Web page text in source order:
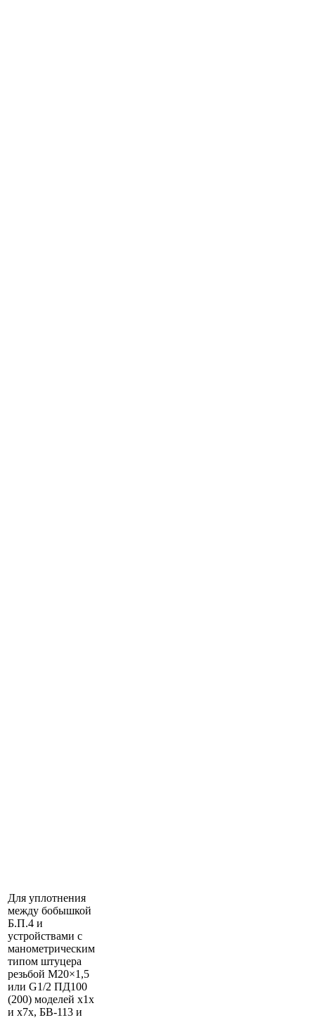
Для уплотнения
между бобышкой
Б.П.4 и
устройствами с
манометрическим
типом штуцера
резьбой М20×1,5
или G1/2 ПД100
(200) моделей х1х
и х7х, БВ-113 и